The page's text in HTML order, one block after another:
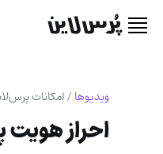
ویدیوها/امکانات
احراز